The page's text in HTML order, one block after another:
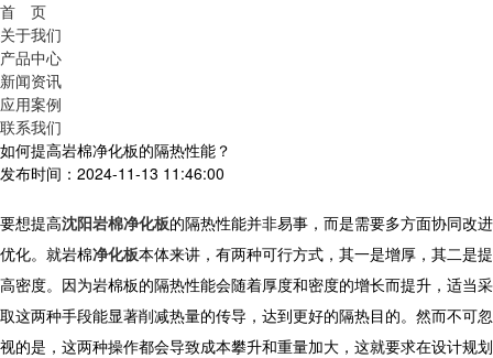
首 页
关于我们
产品中心
新闻资讯
应用案例
联系我们
如何提高岩棉净化板的隔热性能？
发布时间：2024-11-13 11:46:00
要想提高沈阳岩棉净化板的隔热性能并非易事，而是需要多方面协同改进
优化。就岩棉净化板本体来讲，有两种可行方式，其一是增厚，其二是提
高密度。因为岩棉板的隔热性能会随着厚度和密度的增长而提升，适当采
取这两种手段能显著削减热量的传导，达到更好的隔热目的。然而不可忽
视的是，这两种操作都会导致成本攀升和重量加大，这就要求在设计规划